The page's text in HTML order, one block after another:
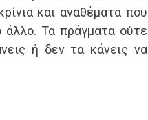
και αναθέματα που
Τα πράγματα ούτε
ή δεν τα κάνεις να